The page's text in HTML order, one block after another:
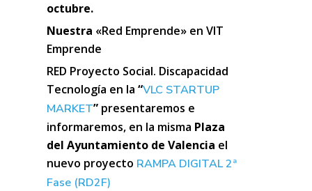
octubre.
Nuestra «Red Emprende» en VIT
Emprende
RED Proyecto Social. Discapacidad
Tecnología en la “VLC STARTUP
MARKET” presentaremos e
informaremos, en la misma Plaza
del Ayuntamiento de Valencia el
nuevo proyecto RAMPA DIGITAL 2ª
Fase (RD2F)